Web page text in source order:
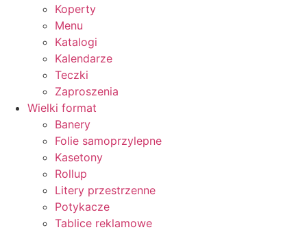
Koperty
Menu
Katalogi
Kalendarze
Teczki
Zaproszenia
Wielki format
Banery
Folie samoprzylepne
Kasetony
Rollup
Litery przestrzenne
Potykacze
Tablice reklamowe